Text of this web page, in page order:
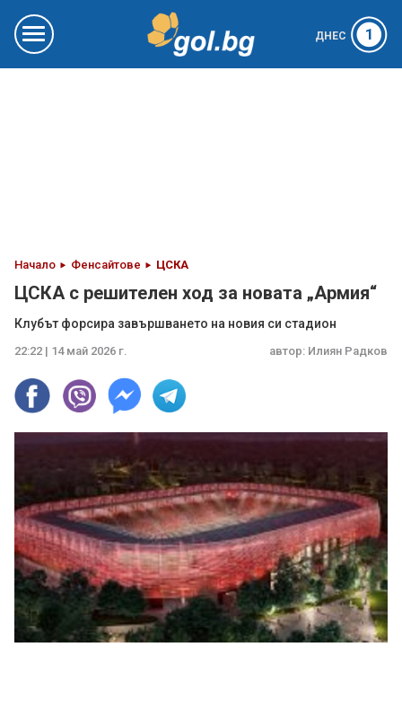
ДНЕС 1
Начало Фенсайтове ЦСКА
ЦСКА с решителен ход за новата „Армия“
Клубът форсира завършването на новия си стадион
22:22 | 14 май 2026 г. автор: Илиян Радков